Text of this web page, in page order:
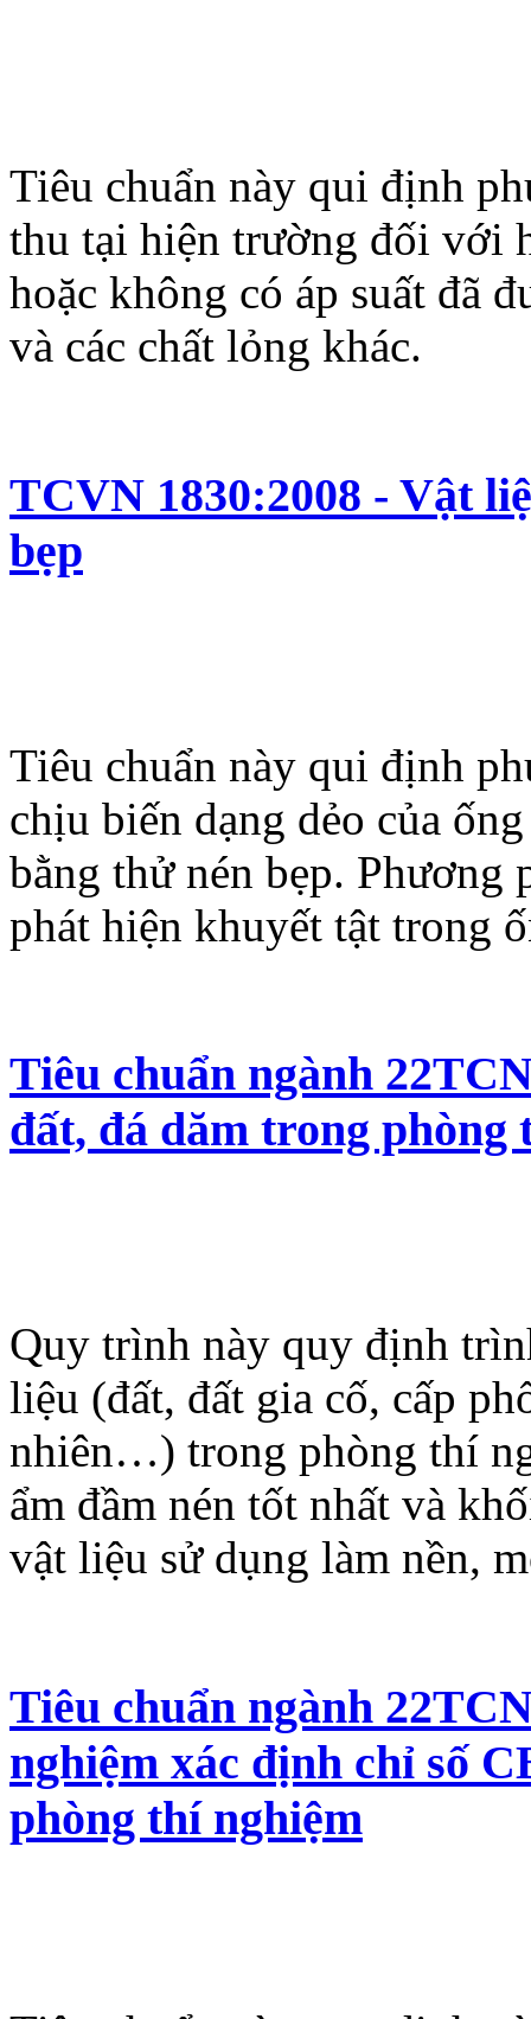
Tiêu chuẩn này qui định
thu tại hiện trường đối với
hoặc không có áp suất đã
và các chất lỏng khác.
TCVN 1830:2008 - Vật
bẹp
Tiêu chuẩn này qui định
chịu biến dạng dẻo của
bằng thử nén bẹp. Phương
phát hiện khuyết tật trong
Tiêu chuẩn ngành
đất, đá dăm trong phòng
Quy trình này quy định
liệu (đất, đất gia cố, cấp
nhiên…) trong phòng thí
ẩm đầm nén tốt nhất và
vật liệu sử dụng làm nền,
Tiêu chuẩn ngành
nghiệm xác định chỉ số
phòng thí nghiệm